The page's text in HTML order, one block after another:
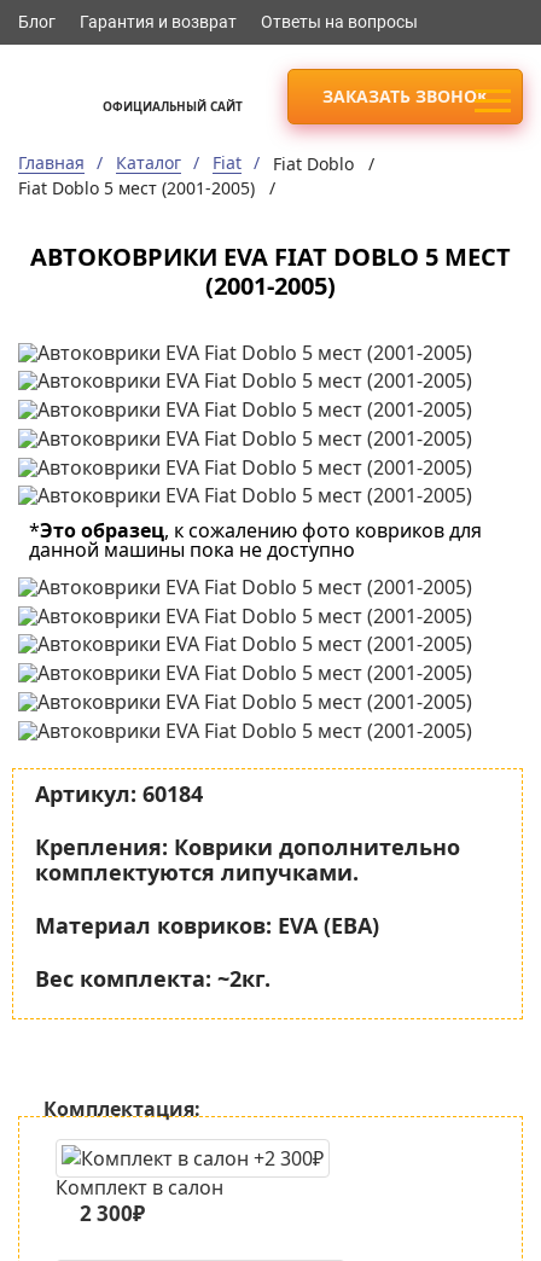
Блог Гарантия и возврат Ответы на вопросы
ОФИЦИАЛЬНЫЙ САЙТ ЗАКАЗАТЬ ЗВОНОК
Главная Каталог Fiat
Fiat Doblo /
Fiat Doblo 5 мест (2001-2005) /
АВТОКОВРИКИ EVA FIAT DOBLO 5 МЕСТ
(2001-2005)
*Это образец, к сожалению фото ковриков для
данной машины пока не доступно
Артикул: 60184
Крепления: Коврики дополнительно
комплектуются липучками.
Материал ковриков: EVA (ЕВА)
Вес комплекта: ~2кг.
Комплектация:
Комплект в салон
2 300₽